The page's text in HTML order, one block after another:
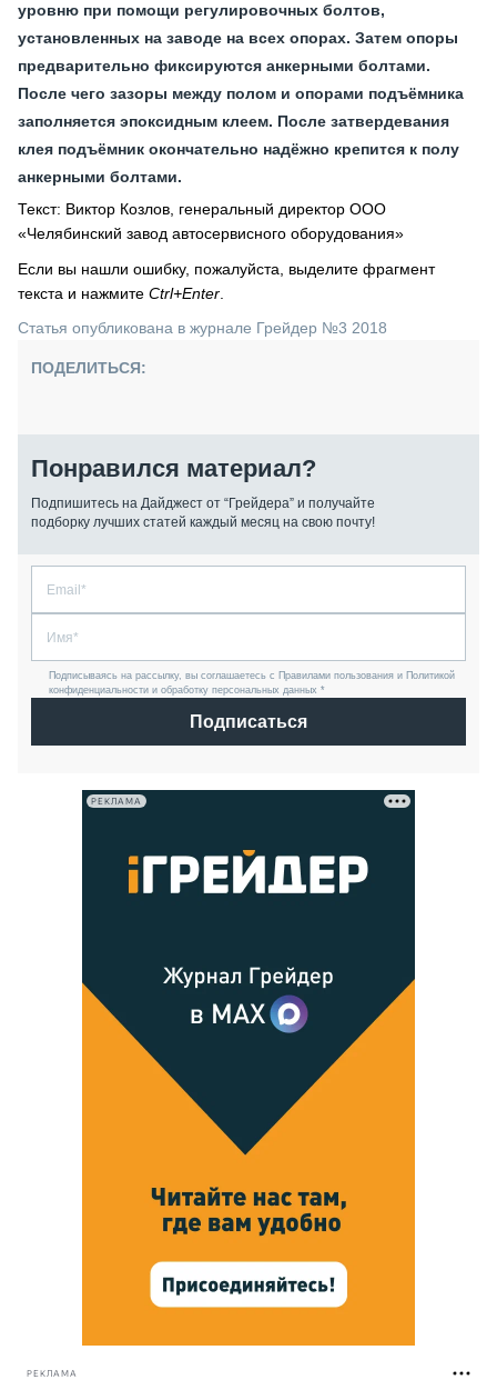
уровню при помощи регулировочных болтов,
установленных на заводе на всех опорах. Затем опоры
предварительно фиксируются анкерными болтами.
После чего зазоры между полом и опорами подъёмника
заполняется эпоксидным клеем. После затвердевания
клея подъёмник окончательно надёжно крепится к полу
анкерными болтами.
Текст: Виктор Козлов, генеральный директор ООО
«Челябинский завод автосервисного оборудования»
Если вы нашли ошибку, пожалуйста, выделите фрагмент
текста и нажмите Ctrl+Enter
Статья опубликована в журнале Грейдер №3 2018
ПОДЕЛИТЬСЯ:
Понравился материал?
Подпишитесь на Дайджест от “Грейдера” и получайте
подборку лучших статей каждый месяц на свою почту!
Подписываясь на рассылку, вы соглашаетесь с Правилами пользования и Политикой
конфиденциальности и обработку персональных данных *
Подписаться
РЕКЛАМА
РЕКЛАМА